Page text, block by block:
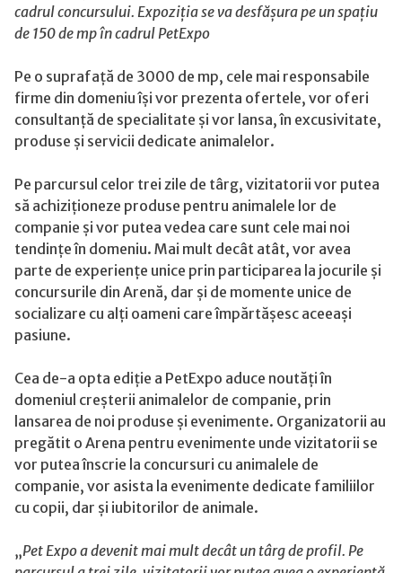
cadrul concursului. Expoziția se va desfășura pe un spațiu
de 150 de mp în cadrul PetExpo
Pe o suprafață de 3000 de mp, cele mai responsabile
firme din domeniu își vor prezenta ofertele, vor oferi
consultanță de specialitate și vor lansa, în excusivitate,
produse și servicii dedicate animalelor.
Pe parcursul celor trei zile de târg, vizitatorii vor putea
să achiziționeze produse pentru animalele lor de
companie și vor putea vedea care sunt cele mai noi
tendințe în domeniu. Mai mult decât atât, vor avea
parte de experiențe unice prin participarea la jocurile și
concursurile din Arenă, dar și de momente unice de
socializare cu alți oameni care împărtășesc aceeași
pasiune.
Cea de-a opta ediție a PetExpo aduce noutăți în
domeniul creșterii animalelor de companie, prin
lansarea de noi produse și evenimente. Organizatorii au
pregătit o Arena pentru evenimente unde vizitatorii se
vor putea înscrie la concursuri cu animalele de
companie, vor asista la evenimente dedicate familiilor
cu copii, dar și iubitorilor de animale.
„Pet Expo a devenit mai mult decât un târg de profil. Pe